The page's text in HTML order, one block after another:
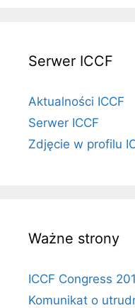
Serwer ICCF
Aktualności ICCF
Serwer ICCF
Zdjęcie w profilu
Ważne strony
ICCF Congress
Komunikat o